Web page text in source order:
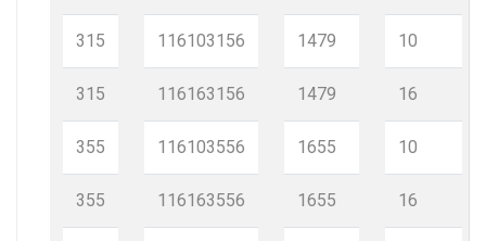
315
315
355
355
116103156
116163156
116103556
116163556
1479
1479
1655
1655
10
16
10
16